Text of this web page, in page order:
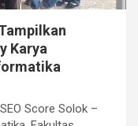
Karya
Score Solok –